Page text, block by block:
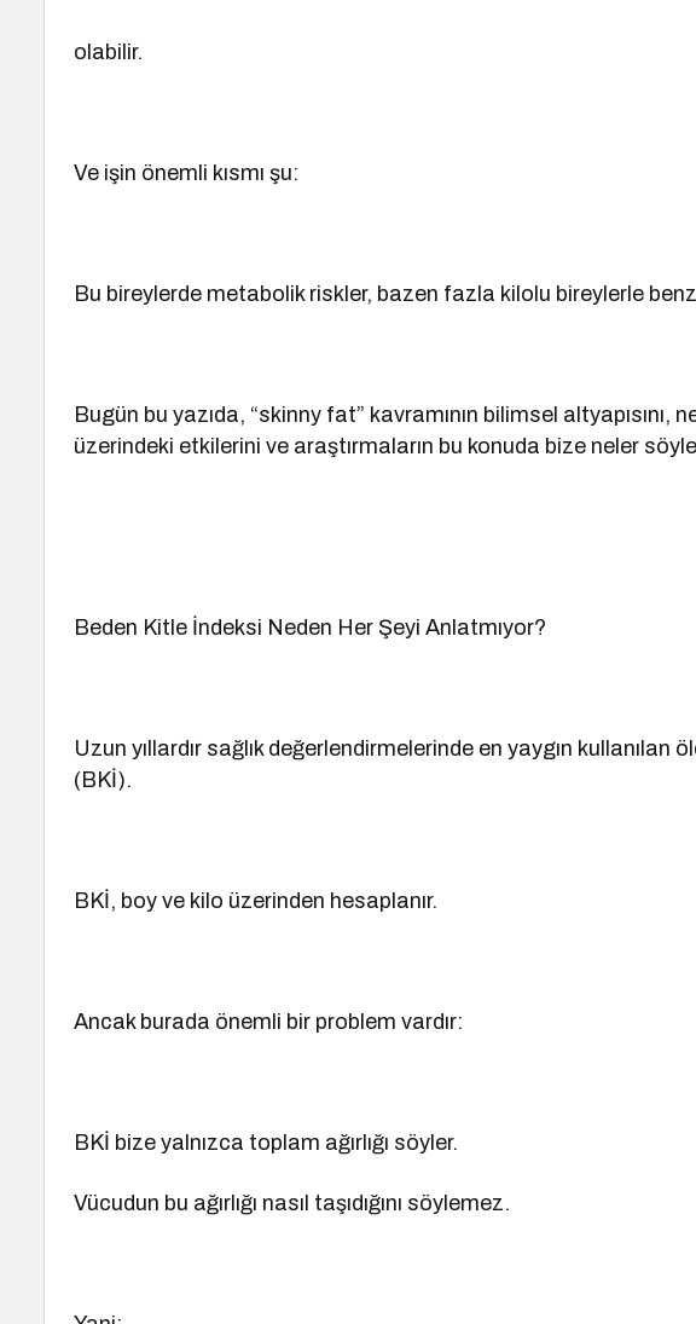
olabilir.
Ve işin önemli kısmı şu:
Bu bireylerde metabolik riskler, bazen fazla kilolu bireylerle
Bugün bu yazıda, “skinny fat” kavramının bilimsel
üzerindeki etkilerini ve araştırmaların bu konuda bize neler
Beden Kitle İndeksi Neden Her Şeyi Anlatmıyor?
Uzun yıllardır sağlık değerlendirmelerinde en yaygın
(BKİ).
BKİ, boy ve kilo üzerinden hesaplanır.
Ancak burada önemli bir problem vardır:
BKİ bize yalnızca toplam ağırlığı söyler.
Vücudun bu ağırlığı nasıl taşıdığını söylemez.